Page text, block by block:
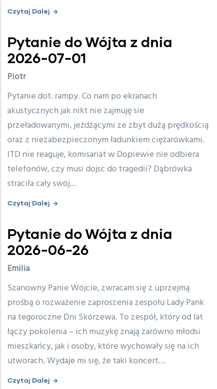
Czytaj Dalej
Pytanie do Wójta z dnia
2026-07-01
Piotr
Pytanie dot. rampy. Co nam po ekranach
akustycznych jak nikt nie zajmuję sie
przeładowanymi, jeżdżącymi ze zbyt dużą prędkością
oraz z niezabezpieczonym ładunkiem ciężarówkami.
ITD nie reaguje, komisariat w Dopiewie nie odbiera
telefonów, czy musi dojsc do tragedii? Dąbrówka
straciła cały swój…
Czytaj Dalej
Pytanie do Wójta z dnia
2026-06-26
Emilia
Szanowny Panie Wójcie, zwracam się z uprzejmą
prośbą o rozważenie zaproszenia zespołu Lady Pank
na tegoroczne Dni Skórzewa. To zespół, który od lat
łączy pokolenia – ich muzykę znają zarówno młodsi
mieszkańcy, jak i osoby, które wychowały się na ich
utworach. Wydaje mi się, że taki koncert…
Czytaj Dalej